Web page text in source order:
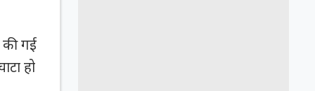
की गई
हो